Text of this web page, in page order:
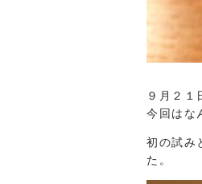
９月２１
今回はな
初の試み
た。